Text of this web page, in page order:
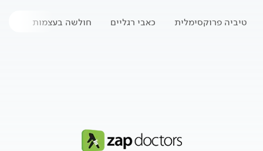
טיביה פרוקסימלית כאבי רגליים חולשה בעצמות